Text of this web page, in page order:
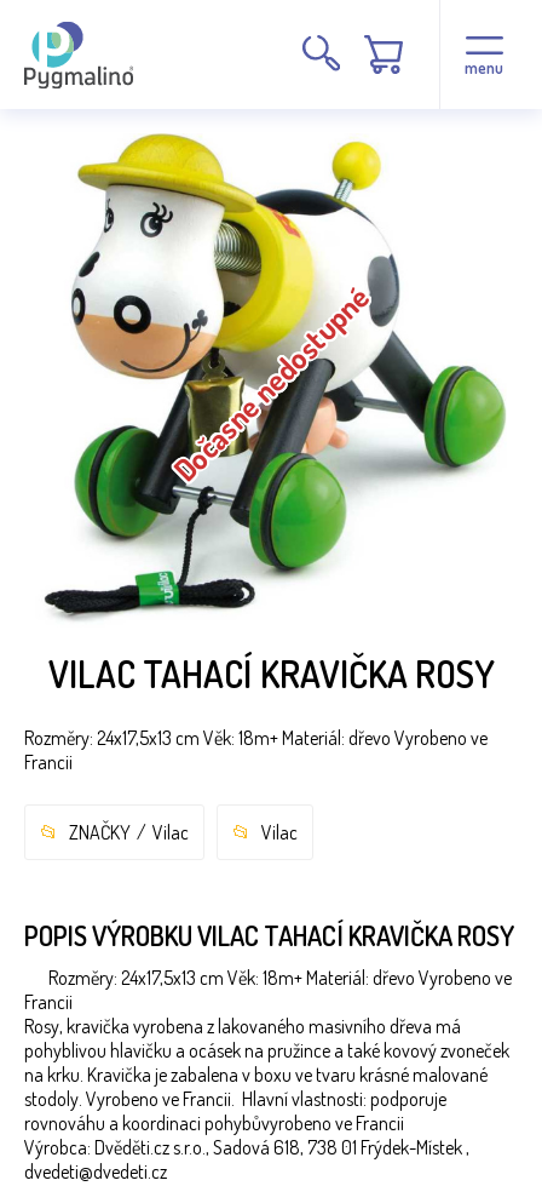
menu
Dočasne nedostupné
VILAC TAHACÍ KRAVIČKA ROSY
Rozměry: 24x17,5x13 cm Věk: 18m+ Materiál: dřevo Vyrobeno ve
Francii
ZNAČKY Vilac Vilac
POPIS VÝROBKU VILAC TAHACÍ KRAVIČKA ROSY
Rozměry: 24x17,5x13 cm Věk: 18m+ Materiál: dřevo Vyrobeno ve
Francii
Rosy, kravička vyrobena z lakovaného masivního dřeva má
pohyblivou hlavičku a ocásek na pružince a také kovový zvoneček
na krku. Kravička je zabalena v boxu ve tvaru krásné malované
stodoly. Vyrobeno ve Francii. Hlavní vlastnosti: podporuje
rovnováhu a koordinaci pohybůvyrobeno ve Francii
Výrobca: Dvěděti.cz s.r.o., Sadová 618, 738 01 Frýdek-Místek ,
dvedeti@dvedeti.cz